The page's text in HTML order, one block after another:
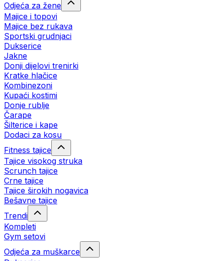
Odjeća za žene
Majice i topovi
Majice bez rukava
Sportski grudnjaci
Dukserice
Jakne
Donji dijelovi trenirki
Kratke hlačice
Kombinezoni
Kupaći kostimi
Donje rublje
Čarape
Šilterice i kape
Dodaci za kosu
Fitness tajice
Tajice visokog struka
Scrunch tajice
Crne tajice
Tajice širokih nogavica
Bešavne tajice
Trendi
Kompleti
Gym setovi
Odjeća za muškarce